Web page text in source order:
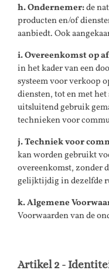
h. Ondernemer:de
producten en/of
aanbiedt. Ook
i. Overeenkomst op
in het kader van een
systeem voor verkoop
diensten, tot en met
uitsluitend gebruik
technieken voor
j. Techniek voor
kan worden gebruikt
overeenkomst, zonder
gelijktijdig in dezelfde
k. Algemene
Voorwaarden van de
Artikel 2 -